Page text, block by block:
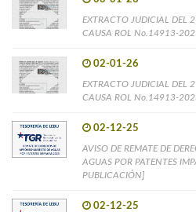
EXTRACTO JUDICIAL DEL
CAUSA ROL No.14913-
02-01-26
EXTRACTO JUDICIAL DEL
CAUSA ROL No.14913-
02-12-25
AVISO DE REMATE DE
AGUAS POR PATENTES
PUBLICACIÓN]
02-12-25